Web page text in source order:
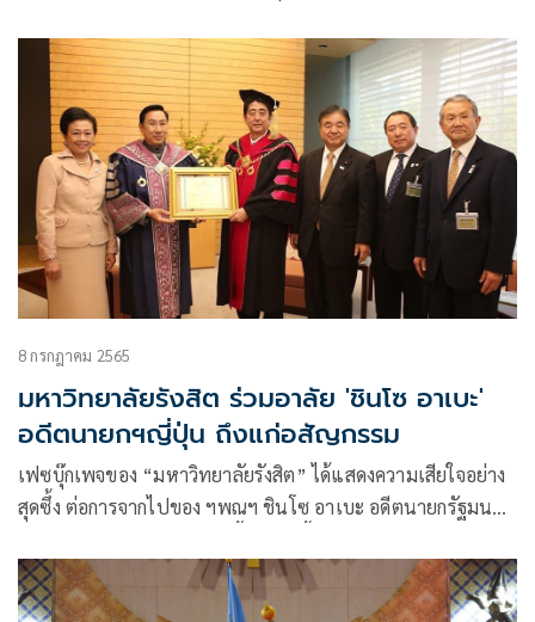
อาชญากรรมโดยศึกษาตั้งแต่
8 กรกฎาคม 2565
มหาวิทยาลัยรังสิต ร่วมอาลัย 'ชินโซ อาเบะ'
อดีตนายกฯญี่ปุ่น ถึงแก่อสัญกรรม
เฟซบุ๊กเพจของ “มหาวิทยาลัยรังสิต” ได้แสดงความเสียใจอย่าง
สุดซึ้ง ต่อการจากไปของ ฯพณฯ ชินโซ อาเบะ อดีตนายกรัฐมนตรี